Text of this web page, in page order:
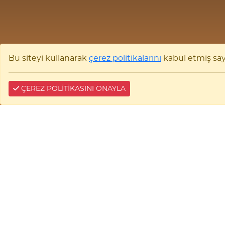
Bu siteyi kullanarak çerez politikalarını kabul etmiş
ÇEREZ POLİTİKASINI ONAYLA